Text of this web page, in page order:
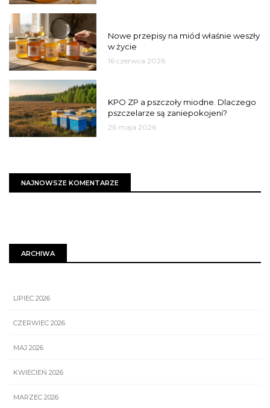
Nowe przepisy na miód właśnie weszły
w życie
16 czerwca 2026
KPO ZP a pszczoły miodne. Dlaczego
pszczelarze są zaniepokojeni?
26 maja 2026
NAJNOWSZE KOMENTARZE
ARCHIWA
LIPIEC 2026
CZERWIEC 2026
MAJ 2026
KWIECIEŃ 2026
MARZEC 2026